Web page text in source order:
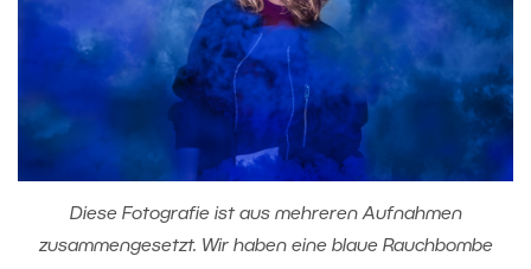
Diese Fotografie ist aus mehreren Aufnahmen
zusammengesetzt. Wir haben eine blaue Rauchbombe